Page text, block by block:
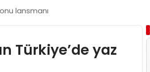
lansmanı
Türkiye’de yaz